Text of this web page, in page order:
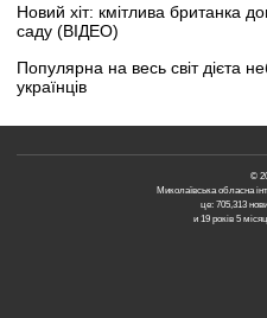
Новий хіт: кмітлива британка
саду (ВІДЕО)
Популярна на весь світ дієта
українців
©
Миколаївська обласна
це: 705,313
и 19 років 5